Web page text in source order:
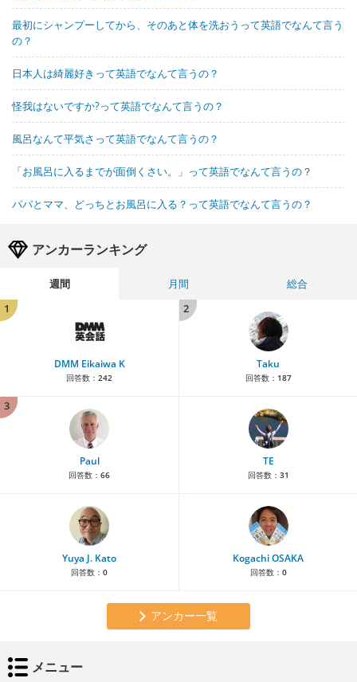
最初にシャンプーしてから、そのあと体を洗おうって英語でなんて言う
の？
日本人は綺麗好きって英語でなんて言うの？
怪我はないですか?って英語でなんて言うの？
風呂なんて平気さって英語でなんて言うの？
「お風呂に入るまでが面倒くさい。」って英語でなんて言うの？
パパとママ、どっちとお風呂に入る？って英語でなんて言うの？
アンカーランキング
週間 月間
総合
1
DMM Eikaiwa K
回答数： 242
2
Taku
回答数： 187
3
Paul
回答数： 66
TE
回答数： 31
Yuya J. Kato
回答数： 0
Kogachi OSAKA
回答数： 0
アンカー一覧
メニュー